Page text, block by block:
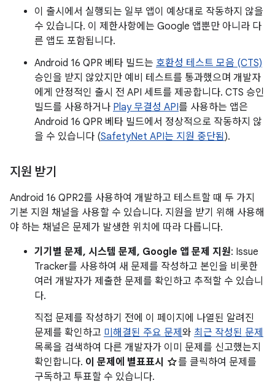
이 출시에서 실행되는 일부 앱이 예상대로 작동하지 않을
수 있습니다. 이 제한사항에는 Google 앱뿐만 아니라 다
른 앱도 포함됩니다.
Android 16 QPR 베타 빌드는 호환성 테스트 모음 (CTS)
승인을 받지 않았지만 예비 테스트를 통과했으며 개발자
에게 안정적인 출시 전 API 세트를 제공합니다. CTS 승인
빌드를 사용하거나 Play 무결성 API를 사용하는 앱은
Android 16 QPR 베타 빌드에서 정상적으로 작동하지 않
을 수 있습니다 (SafetyNet API는 지원 중단됨 ).
지원 받기
Android 16 QPR2를 사용하여 개발하고 테스트할 때 두 가지
기본 지원 채널을 사용할 수 있습니다. 지원을 받기 위해 사용해
야 하는 채널은 문제가 발생한 위치에 따라 다릅니다.
기기별 문제, 시스템 문제, Google 앱 문제 지원: Issue
Tracker를 사용하여 새 문제를 작성하고 본인을 비롯한
여러 개발자가 제출한 문제를 확인하고 추적할 수 있습니
다.
직접 문제를 작성하기 전에 이 페이지에 나열된 알려진
문제를 확인하고 미해결된 주요 문제 와 최근 작성된 문제
목록을 검색하여 다른 개발자가 이미 문제를 신고했는지
확인합니다. 이 문제에 별표표시
를 클릭하여 문제를
구독하고 투표할 수 있습니다.